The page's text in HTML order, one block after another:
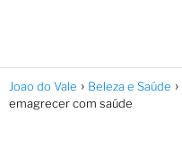
Joao do Vale Beleza e Saúde
emagrecer com saúde